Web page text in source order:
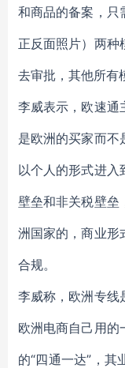
和商品的备案，只
正反面照片）两种
去审批，其他所有
李威表示，欧速通
是欧洲的买家而不
以个人的形式进入
壁垒和非关税壁垒
洲国家的，商业形
合规。
李威称，欧洲专线
欧洲电商自己用的
的“四通一达”，